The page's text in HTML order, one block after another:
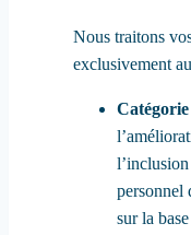
Nous traitons
exclusivement
Catégorie
personnel
sur la